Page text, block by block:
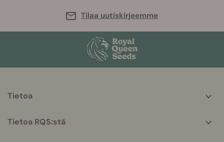
Tilaa uutiskirjeemme
helpful
Tietoa
Tietoa RQS:stä